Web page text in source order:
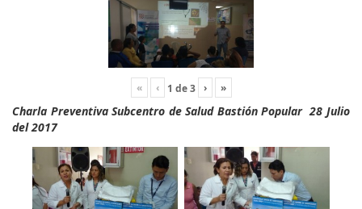
« ‹ 1 de3 › »
Charla Preventiva Subcentro de Salud Bastión Popular 28 Julio
del 2017